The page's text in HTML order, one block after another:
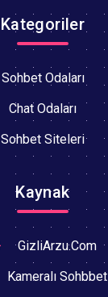
Kategoriler
Sohbet Odaları
Chat Odaları
Sohbet Siteleri
Kaynak
GizliArzu.Com
Kameralı Sohbbet